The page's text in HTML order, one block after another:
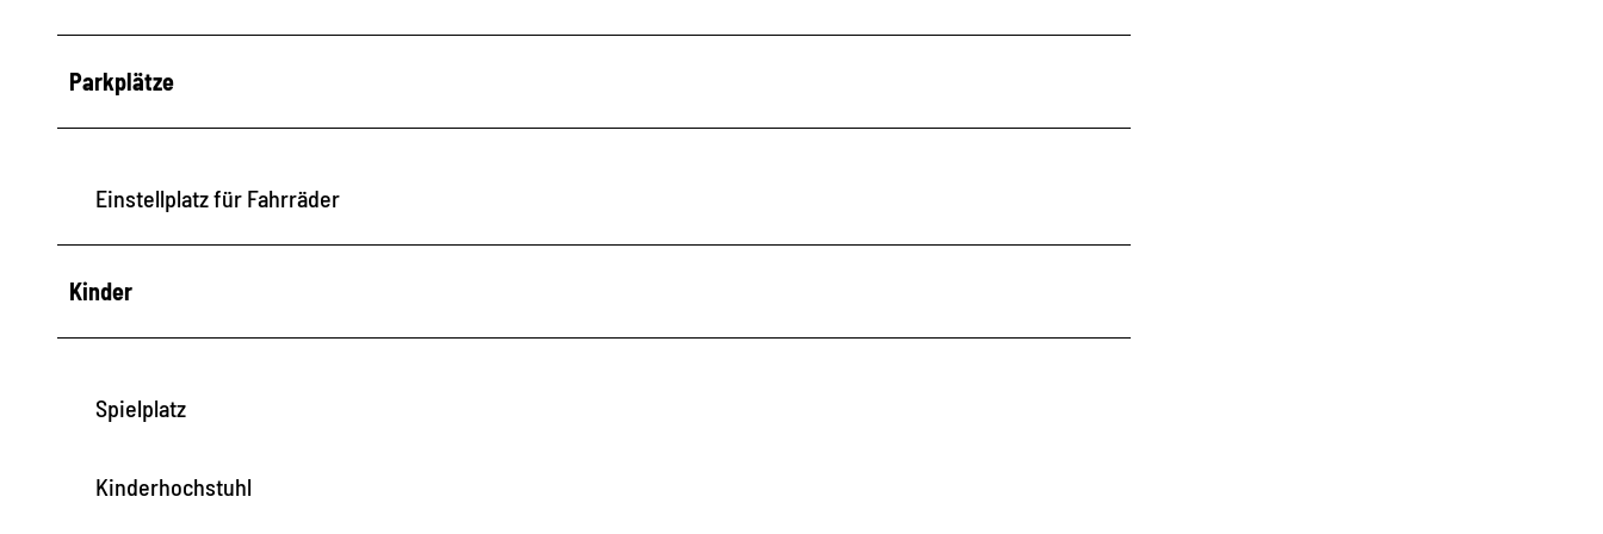
Parkplätze
Einstellplatz für Fahrräder
Kinder
Spielplatz
Kinderhochstuhl